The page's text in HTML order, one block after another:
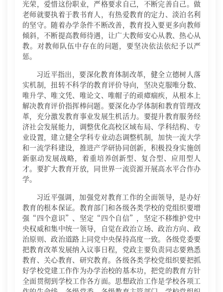
光荣，爱惜这份职业，严格要求自己，不断完善自己。做
老师就要执着于教书育人，有热爱教育的定力、淡泊名利
的坚守。随着办学条件不断改善，教育投入要更多向教师
倾斜，不断提高教师待遇，让广大教师安心从教、热心从
教。对教师队伍中存在的问题，要坚决依法依纪予以严
惩。
习近平指出，要深化教育体制改革，健全立德树人落
实机制，扭转不科学的教育评价导向，坚决克服唯分数、
唯升学、唯文凭、唯论文、唯帽子的顽瘴痼疾，从根本上
解决教育评价指挥棒问题。要深化办学体制和教育管理改
革，充分激发教育事业发展生机活力。要提升教育服务经
济社会发展能力，调整优化高校区域布局、学科结构、专
业设置，建立健全学科专业动态调整机制，加快一流大学
和一流学科建设，推进产学研协同创新，积极投身实施创
新驱动发展战略，着重培养创新型、复合型、应用型人
才。要扩大教育开放，同世界一流资源开展高水平合作办
学。
习近平强调，加强党对教育工作的全面领导，是办好
教育的根本保证。教育部门和各级各类学校的党组织要增
强“四个意识”、坚定“四个自信”，坚定不移维护党中
央权威和集中统一领导，自觉在政治立场、政治方向、政
治原则、政治道路上同党中央保持高度一致。各级党委要
把教育改革发展纳入议事日程，党政主要负责同志要熟悉
教育、关心教育、研究教育。各级各类学校党组织要把抓
好学校党建工作作为办学治校的基本功，把党的教育方针
全面贯彻到学校工作各方面。思想政治工作是学校各项工